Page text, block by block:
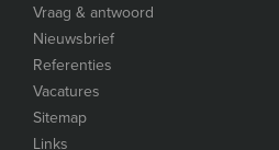
Vraag & antwoord
Nieuwsbrief
Referenties
Vacatures
Sitemap
Links